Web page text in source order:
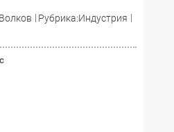
Рубрика:Индустрия